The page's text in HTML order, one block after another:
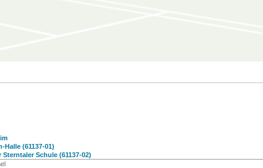
Halle (61137-01)
Schule (61137-02)